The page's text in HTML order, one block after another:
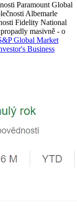
Paramount Global
Albemarle
Fidelity National
masivně - o
Global Market
Business